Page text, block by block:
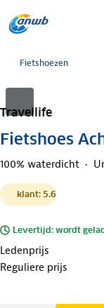
Fietshoezen
Travellife
Fietshoes
100% waterdicht
klant: 5.6
Levertijd: wordt
Ledenprijs
Reguliere prijs